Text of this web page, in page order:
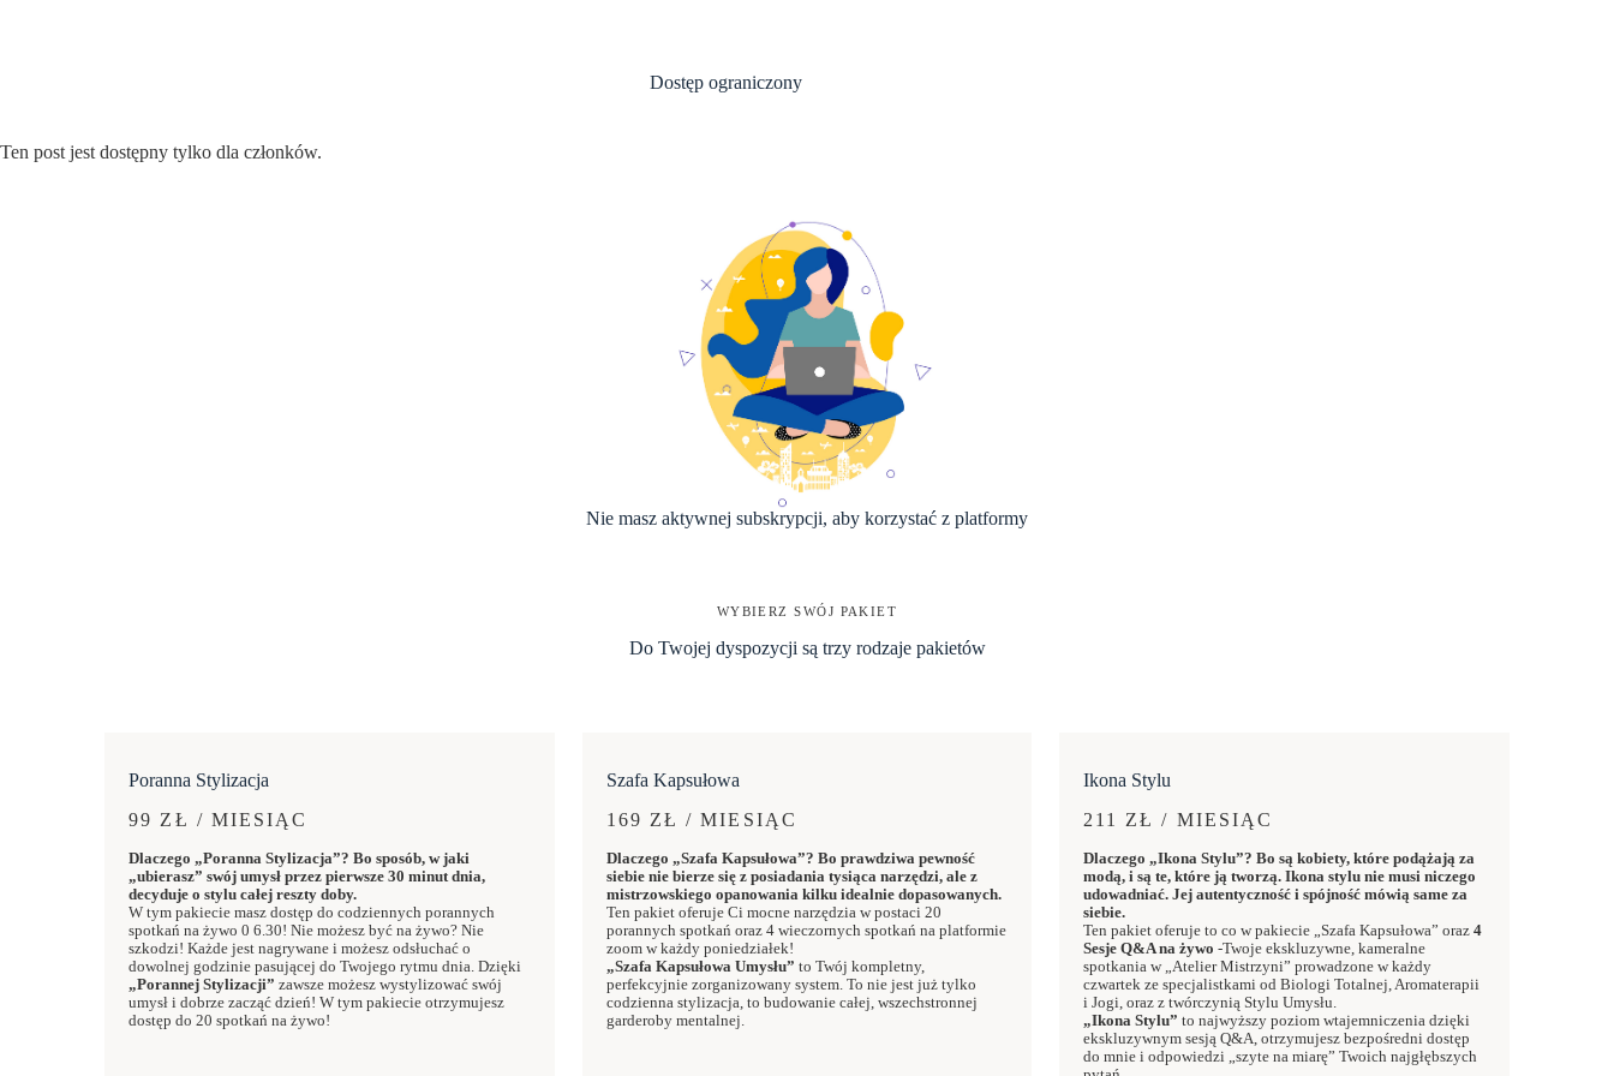
Dostęp ograniczony
Ten post jest dostępny tylko dla członków.
Nie masz aktywnej subskrypcji, aby korzystać z platformy
WYBIERZ SWÓJ PAKIET
Do Twojej dyspozycji są trzy rodzaje pakietów
Poranna Stylizacja
99 ZŁ / MIESIĄC
Dlaczego „Poranna Stylizacja”? Bo sposób, w jaki
„ubierasz” swój umysł przez pierwsze 30 minut dnia,
decyduje o stylu całej reszty doby.
W tym pakiecie masz dostęp do codziennych porannych
spotkań na żywo 0 6.30! Nie możesz być na żywo? Nie
szkodzi! Każde jest nagrywane i możesz odsłuchać o
dowolnej godzinie pasującej do Twojego rytmu dnia. Dzięki
„Porannej Stylizacji” zawsze możesz wystylizować swój
umysł i dobrze zacząć dzień! W tym pakiecie otrzymujesz
dostęp do 20 spotkań na żywo!
Szafa Kapsułowa
169 ZŁ / MIESIĄC
Dlaczego „Szafa Kapsułowa”? Bo prawdziwa pewność
siebie nie bierze się z posiadania tysiąca narzędzi, ale z
mistrzowskiego opanowania kilku idealnie dopasowanych.
Ten pakiet oferuje Ci mocne narzędzia w postaci 20
porannych spotkań oraz 4 wieczornych spotkań na platformie
zoom w każdy poniedziałek!
„Szafa Kapsułowa Umysłu” to Twój kompletny,
perfekcyjnie zorganizowany system. To nie jest już tylko
codzienna stylizacja, to budowanie całej, wszechstronnej
garderoby mentalnej.
Ikona Stylu
211 ZŁ / MIESIĄC
Dlaczego „Ikona Stylu”? Bo są kobiety, które podążają za
modą, i są te, które ją tworzą. Ikona stylu nie musi niczego
udowadniać. Jej autentyczność i spójność mówią same za
siebie.
Ten pakiet oferuje to co w pakiecie „Szafa Kapsułowa” oraz 4
Sesje Q&A na żywo -Twoje ekskluzywne, kameralne
spotkania w „Atelier Mistrzyni” prowadzone w każdy
czwartek ze specjalistkami od Biologi Totalnej, Aromaterapii
i Jogi, oraz z twórczynią Stylu Umysłu.
„Ikona Stylu” to najwyższy poziom wtajemniczenia dzięki
ekskluzywnym sesją Q&A, otrzymujesz bezpośredni dostęp
do mnie i odpowiedzi „szyte na miarę” Twoich najgłębszych